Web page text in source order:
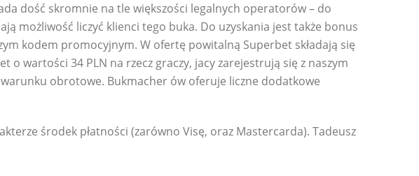
dość skromnie na tle większości legalnych operatorów – do
możliwość liczyć klienci tego buka. Do uzyskania jest także bonus
kodem promocyjnym. W ofertę powitalną Superbet składają się
wartości 34 PLN na rzecz graczy, jacy zarejestrują się z naszym
obrotowe. Bukmacher ów oferuje liczne dodatkowe
środek płatności (zarówno Visę, oraz Mastercarda). Tadeusz